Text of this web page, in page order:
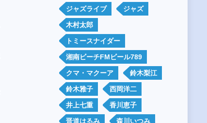
ジャズライブ ジャズ
木村太郎
トミースナイダー
湘南ビーチFMビール789
クマ・マクーア 鈴木梨江
鈴木雅子 西岡洋二
井上七重 香川恵子
晋道はるみ 森川いつみ